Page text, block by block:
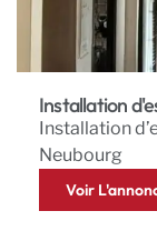
Installation
Installation
Neubourg
Voir